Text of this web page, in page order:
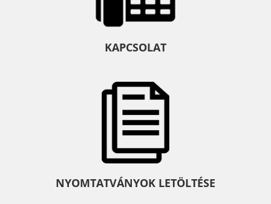
KAPCSOLAT
NYOMTATVÁNYOK LETÖLTÉSE